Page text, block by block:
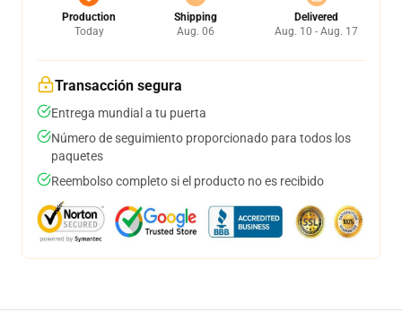
Production
Today
Shipping
Aug. 06
Delivered
Aug. 10 - Aug. 17
Transacción segura
Entrega mundial a tu puerta
Número de seguimiento proporcionado para todos los
paquetes
Reembolso completo si el producto no es recibido